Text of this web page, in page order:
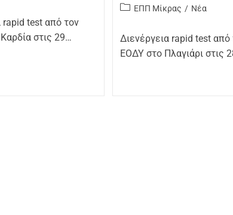
rapid test από τον
στις 29…
ΕΠΠ Μίκρας / Νέα
Διενέργεια rapid test από
ΕΟΔΥ στο Πλαγιάρι στις